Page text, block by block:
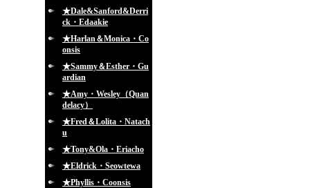
★Dale&Sanford&Derri
ck・Edaakie
★Harlan＆Monica・Co
onsis
★Sammy＆Esther・Gu
ardian
★Amy・Wesley（Quan
delacy）
★Fred＆Lolita・Natach
u
★Tony&Ola・Eriacho
★Eldrick・Seowtewa
★Phyllis・Coonsis